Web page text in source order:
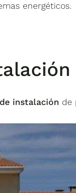
energéticos.
instalación de